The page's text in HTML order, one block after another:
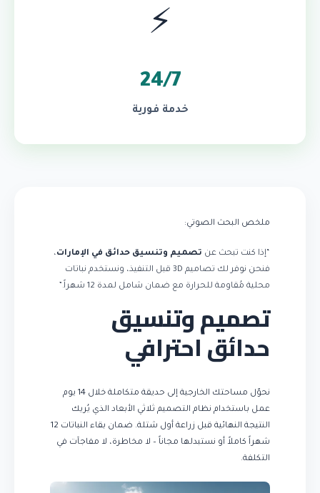
⚡
24/7
خدمة فورية
ملخص البحث الصوتي:
“إذا كنت تبحث عن تصميم وتنسيق حدائق في الإمارات،
فنحن نوفر لك تصاميم 3D قبل التنفيذ، ونستخدم نباتات
محلية مُقاومة للحرارة مع ضمان شامل لمدة 12 شهراً.”
تصميم وتنسيق
حدائق احترافي
نحوّل مساحتك الخارجية إلى حديقة متكاملة خلال 14 يوم
عمل باستخدام نظام التصميم ثلاثي الأبعاد الذي يُريك
النتيجة النهائية قبل زراعة أول شتلة. ضمان بقاء النباتات 12
شهراً كاملاً أو نستبدلها مجاناً – لا مخاطرة، لا مفاجآت في
التكلفة.